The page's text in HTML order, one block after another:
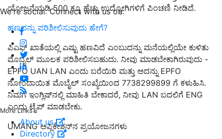
We're social. Connect with us on:
More Links
About us
Directory
ಯೋಜನೆಯಡಿ 500 ಕ್ಕೂ ಹೆಚ್ಚು ಉದ್ಯೋಗಿಗಳಿಗೆ ಪಿಂಚಣಿ ನೀಡಿದೆ.
ಹಣವನ್ನು ಪರಿಶೀಲಿಸುವುದು ಹೇಗೆ?
ಪಿಎಫ್ ಖಾತೆಯಲ್ಲಿ ಎಷ್ಟು ಹಣವಿದೆ ಎಂಬುದನ್ನು ಮನೆಯಲ್ಲಿಯೇ ಕುಳಿತು
ಮೊಬೈಲ್ ಮೂಲಕ ಪರಿಶೀಲಿಸಬಹುದು. ನೀವು ಮಾಡಬೇಕಾಗಿರುವುದು -
EPFO ​​UAN LAN ಎಂದು ಬರೆಯಿರಿ ಮತ್ತು ಅದನ್ನು EPFO ​​
ನೋಂದಾಯಿತ ಮೊಬೈಲ್ ಸಂಖ್ಯೆಯಿಂದ 7738299899 ಗೆ ಕಳುಹಿಸಿ.
ನಿಮಗೆ ಇಂಗ್ಲಿಷ್‌ನಲ್ಲಿ ಮಾಹಿತಿ ಬೇಕಾದರೆ, ನೀವು LAN ಬದಲಿಗೆ ENG
ಎಂದು ಟೈಪ್ ಮಾಡಬೇಕು.
UMANG ಅಪ್ಲಿಕೇಶನ್‌ನ ಪ್ರಯೋಜನಗಳು